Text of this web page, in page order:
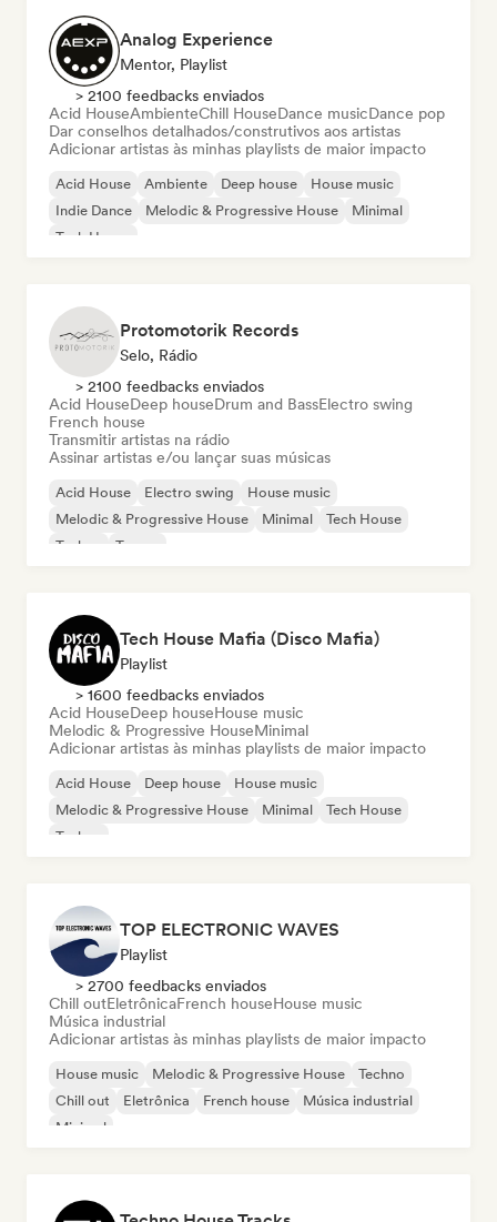
Analog Experience
Mentor, Playlist
> 2100 feedbacks enviados
Acid HouseAmbienteChill HouseDance musicDance pop
Dar conselhos detalhados/construtivos aos artistas
Adicionar artistas às minhas playlists de maior impacto
Acid House Ambiente Deep house
House music
Indie Dance
Melodic & Progressive House
Minimal
Tech House
Protomotorik Records
Selo, Rádio
> 2100 feedbacks enviados
Acid HouseDeep houseDrum and BassElectro swing
French house
Transmitir artistas na rádio
Assinar artistas e/ou lançar suas músicas
Acid House Electro swing
House music
Melodic & Progressive House
Minimal
Tech House
Techno
Trance
Tech House Mafia (Disco Mafia)
Playlist
> 1600 feedbacks enviados
Acid HouseDeep houseHouse music
Melodic & Progressive HouseMinimal
Adicionar artistas às minhas playlists de maior impacto
Acid House Deep house
House music
Melodic & Progressive House
Minimal
Tech House
Techno
TOP ELECTRONIC WAVES
Playlist
> 2700 feedbacks enviados
Chill outEletrônicaFrench houseHouse music
Música industrial
Adicionar artistas às minhas playlists de maior impacto
House music Melodic & Progressive House
Techno
Chill out
Eletrônica French house
Música industrial
Minimal